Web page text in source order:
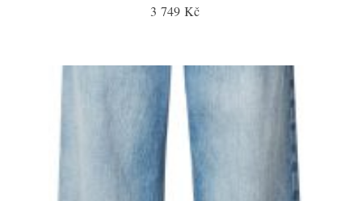
3 749 Kč